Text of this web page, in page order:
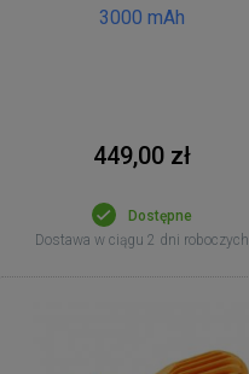
3000 mAh
449,00 zł
Dostępne
Dostawa w ciągu 2 dni roboczych